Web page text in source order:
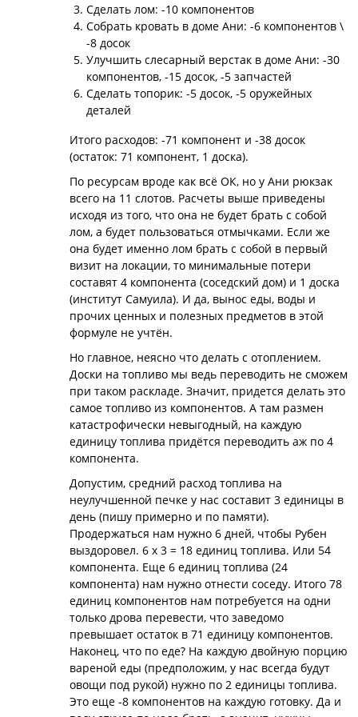
Сделать лом: -10 компонентов
Собрать кровать в доме Ани: -6 компонентов \
-8 досок
Улучшить слесарный верстак в доме Ани: -30
компонентов, -15 досок, -5 запчастей
Сделать топорик: -5 досок, -5 оружейных
деталей
Итого расходов: -71 компонент и -38 досок
(остаток: 71 компонент, 1 доска).
По ресурсам вроде как всё ОК, но у Ани рюкзак
всего на 11 слотов. Расчеты выше приведены
исходя из того, что она не будет брать с собой
лом, а будет пользоваться отмычками. Если же
она будет именно лом брать с собой в первый
визит на локации, то минимальные потери
составят 4 компонента (соседский дом) и 1 доска
(институт Самуила). И да, вынос еды, воды и
прочих ценных и полезных предметов в этой
формуле не учтён.
Но главное, неясно что делать с отоплением.
Доски на топливо мы ведь переводить не сможем
при таком раскладе. Значит, придется делать это
самое топливо из компонентов. А там размен
катастрофически невыгодный, на каждую
единицу топлива придётся переводить аж по 4
компонента.
Допустим, средний расход топлива на
неулучшенной печке у нас составит 3 единицы в
день (пишу примерно и по памяти).
Продержаться нам нужно 6 дней, чтобы Рубен
выздоровел. 6 х 3 = 18 единиц топлива. Или 54
компонента. Еще 6 единиц топлива (24
компонента) нам нужно отнести соседу. Итого 78
единиц компонентов нам потребуется на одни
только дрова перевести, что заведомо
превышает остаток в 71 единицу компонентов.
Наконец, что по еде? На каждую двойную порцию
вареной еды (предположим, у нас всегда будут
овощи под рукой) нужно по 2 единицы топлива.
Это еще -8 компонентов на каждую готовку. Да и